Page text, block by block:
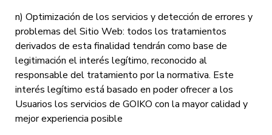
n) Optimización de los servicios y detección de errores y
problemas del Sitio Web: todos los tratamientos
derivados de esta finalidad tendrán como base de
legitimación el interés legítimo, reconocido al
responsable del tratamiento por la normativa. Este
interés legítimo está basado en poder ofrecer a los
Usuarios los servicios de GOIKO con la mayor calidad y
mejor experiencia posible